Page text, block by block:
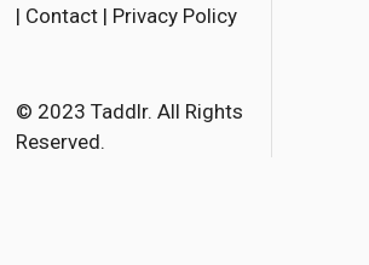
o
k
r
l
| Contact | Privacy Policy
© 2023 Taddlr. All Rights
Reserved.